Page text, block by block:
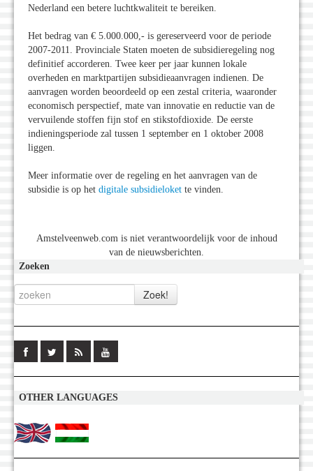
Nederland een betere luchtkwaliteit te bereiken.
Het bedrag van € 5.000.000,- is gereserveerd voor de periode
2007-2011. Provinciale Staten moeten de subsidieregeling nog
definitief accorderen. Twee keer per jaar kunnen lokale
overheden en marktpartijen subsidieaanvragen indienen. De
aanvragen worden beoordeeld op een zestal criteria, waaronder
economisch perspectief, mate van innovatie en reductie van de
vervuilende stoffen fijn stof en stikstofdioxide. De eerste
indieningsperiode zal tussen 1 september en 1 oktober 2008
liggen.
Meer informatie over de regeling en het aanvragen van de
subsidie is op het digitale subsidieloket te vinden.
Amstelveenweb.com is niet verantwoordelijk voor de inhoud
van de nieuwsberichten.
Zoeken
OTHER LANGUAGES